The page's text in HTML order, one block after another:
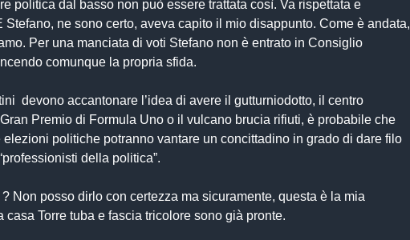
politica dal basso non può essere trattata così. Va rispettata e
Stefano, ne sono certo, aveva capito il mio disappunto. Come è andata,
Per una manciata di voti Stefano non è entrato in Consiglio
comunque la propria sfida.
devono accantonare l’idea di avere il gutturniodotto, il centro
Premio di Formula Uno o il vulcano brucia rifiuti, è probabile che
elezioni politiche potranno vantare un concittadino in grado di dare filo
della politica”.
Non posso dirlo con certezza ma sicuramente, questa è la mia
casa Torre tuba e fascia tricolore sono già pronte.